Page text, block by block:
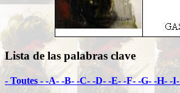
Lista de las palabras clave
- Toutes - -A- -B- -C- -D- -E- -F--G- -H- -I-